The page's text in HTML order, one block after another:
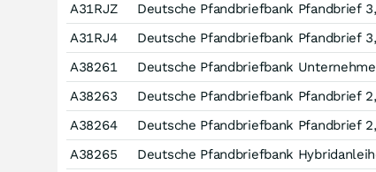
A31RJZ
Deutsche Pfandbriefbank Pfandbrief
A31RJ4
Deutsche Pfandbriefbank Pfandbrief
A38261
Deutsche Pfandbriefbank
A38263
Deutsche Pfandbriefbank Pfandbrief
A38264
Deutsche Pfandbriefbank Pfandbrief
A38265
Deutsche Pfandbriefbank